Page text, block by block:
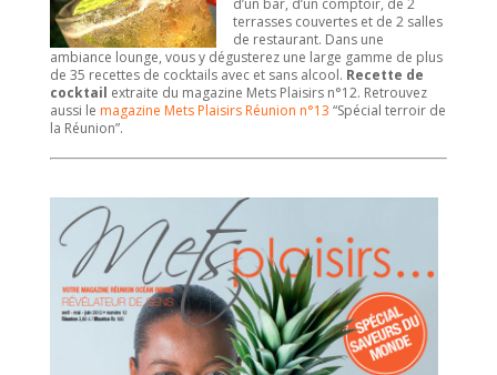
d’un bar, d’un comptoir, de 2
terrasses couvertes et de 2 salles
de restaurant. Dans une
ambiance lounge, vous y dégusterez une large gamme de plus
de 35 recettes de cocktails avec et sans alcool. Recette de
cocktail extraite du magazine Mets Plaisirs n°12. Retrouvez
aussi le magazine Mets Plaisirs Réunion n°13 “Spécial terroir de
la Réunion”.